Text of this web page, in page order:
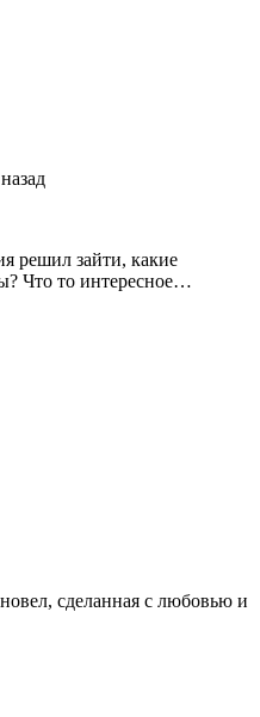
решил зайти, какие
Что то интересное…
сделанная с любовью и